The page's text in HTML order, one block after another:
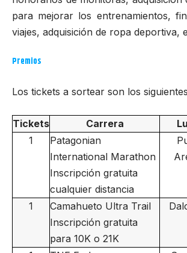
para mejorar los entrenamientos,
viajes, adquisición de ropa deportiva,
Premios
Los tickets a sortear son los
Tickets Carrera
1
Patagonian
International Marathon
Inscripción gratuita
cualquier distancia
1
Camahueto Ultra Trail
Inscripción gratuita
para 10K o 21K